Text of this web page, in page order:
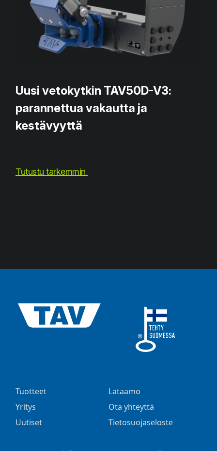
Uusi vetokytkin TAV50D-V3:
parannettua vakautta ja
kestävyyttä
Tutustu tarkemmin
Tuotteet
Yritys
Uutiset
Lataamo
Ota yhteyttä
Tietosuojaseloste